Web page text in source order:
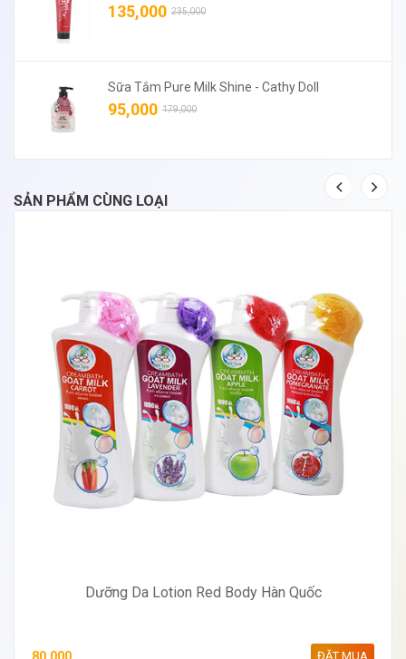
135,000 235,000
Sữa Tắm Pure Milk Shine - Cathy Doll
95,000 179,000
SẢN PHẨM CÙNG LOẠI
Dưỡng Da Lotion Red Body Hàn Quốc
ĐẶT MUA